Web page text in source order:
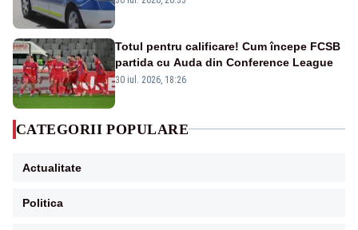
Totul pentru calificare! Cum începe FCSB
partida cu Auda din Conference League
30 iul. 2026, 18:26
CATEGORII POPULARE
Actualitate
Politica